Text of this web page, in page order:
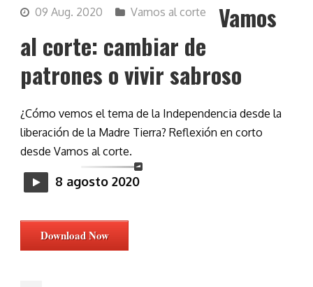
09 Aug. 2020 Vamos al corte
Vamos
al corte: cambiar de
patrones o vivir sabroso
¿Cómo vemos el tema de la Independencia desde la
liberación de la Madre Tierra? Reflexión en corto
desde Vamos al corte.
8 agosto 2020
Download Now